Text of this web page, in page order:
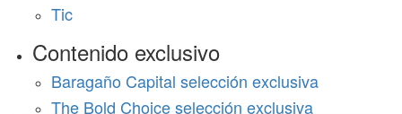
Tic
Contenido exclusivo
Baragaño Capital selección exclusiva
The Bold Choice selección exclusiva